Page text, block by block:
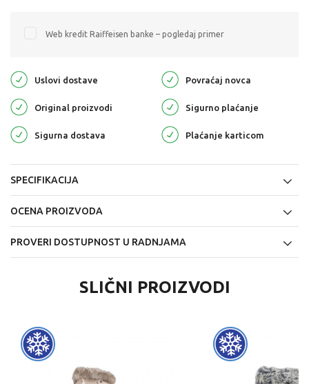
Web kredit Raiffeisen banke – pogledaj primer
Uslovi dostave Povraćaj novca
Original proizvodi Sigurno plaćanje
Sigurna dostava Plaćanje karticom
SPECIFIKACIJA
OCENA PROIZVODA
PROVERI DOSTUPNOST U RADNJAMA
SLIČNI PROIZVODI